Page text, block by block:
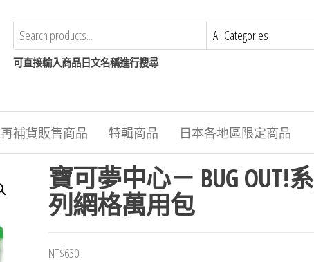
可直接輸入商品日文名稱進行搜尋
再補貨販售商品 特輯商品 日本各地區限定商品
寶可夢中心－ BUG OUT!系
列網格萬用包
NT$630